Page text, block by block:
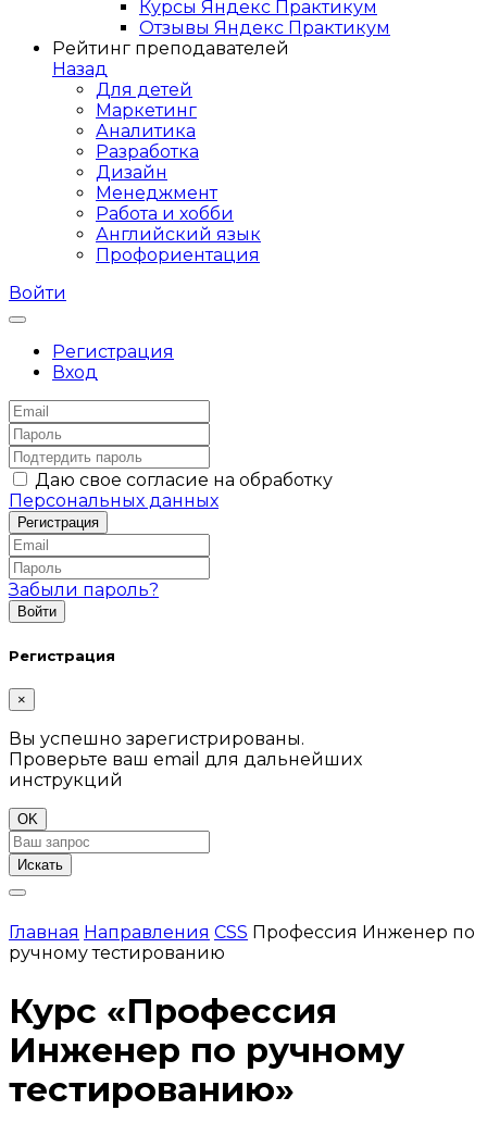
Курсы Яндекс Практикум
Отзывы Яндекс Практикум
Рейтинг преподавателей
Назад
Для детей
Маркетинг
Аналитика
Разработка
Дизайн
Менеджмент
Работа и хобби
Английский язык
Профориентация
Войти
Регистрация
Вход
Даю свое согласие на обработку
Персональных данных
Забыли пароль?
Регистрация
×
Вы успешно зарегистрированы.
Проверьте ваш email для дальнейших
инструкций
OK
Искать
Главная Направления CSS Профессия Инженер по
ручному тестированию
Курс «Профессия
Инженер по ручному
тестированию»